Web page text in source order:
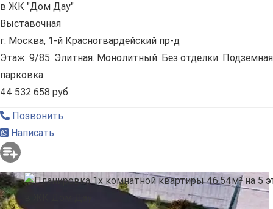
в ЖК "Дом Дау"
Выставочная
г. Москва, 1-й Красногвардейский пр-д
Этаж: 9/85. Элитная. Монолитный. Без отделки. Подземная
парковка.
44 532 658 руб.
Позвонить
Написать